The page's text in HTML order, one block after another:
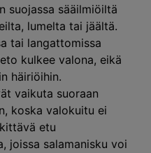
suojassa sääilmiöiltä
lumelta tai jäältä.
tai langattomissa
kulkee valona, eikä
häiriöihin.
vaikuta suoraan
koska valokuitu ei
etu
joissa salamanisku voi